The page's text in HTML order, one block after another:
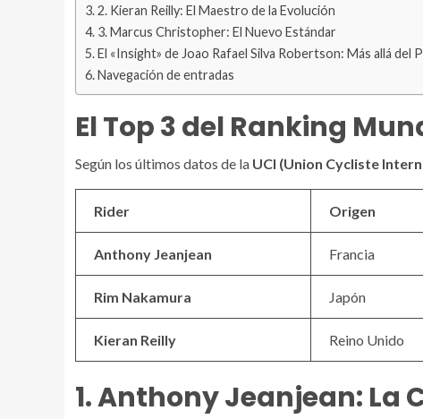
2. Kieran Reilly: El Maestro de la Evolución
3. Marcus Christopher: El Nuevo Estándar
El «Insight» de Joao Rafael Silva Robertson: Más allá del
Navegación de entradas
El Top 3 del Ranking
Según los últimos datos de la UCI (Union Cycliste
Rider Origen
Anthony Jeanjean Francia
Rim Nakamura Japón
Kieran Reilly Reino Unido
1. Anthony Jeanjean: La